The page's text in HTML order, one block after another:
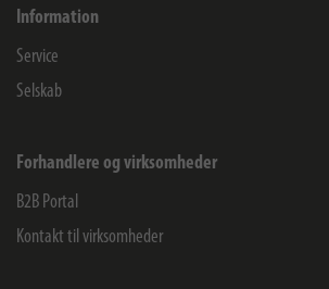
Information
Service
Selskab
Forhandlere og virksomheder
B2B Portal
Kontakt til virksomheder